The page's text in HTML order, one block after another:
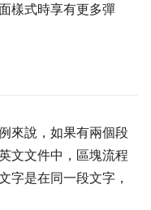
樣式時享有更多彈
來說，如果有兩個段
文文件中，區塊流程
字是在同一段文字，